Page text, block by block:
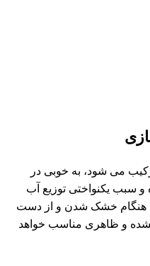
می شود، به خوبی در
سبب یکنواختی توزیع آب
هنگام خشک شدن و از دست
و ظاهری مناسب خواهد